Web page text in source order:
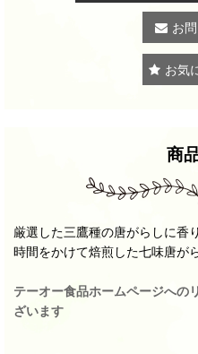
お
お気
商
厳選した三鷹種の唐がらしに香
時間をかけて焙煎した七味唐が
テーオー食品ホームページへの
ざいます